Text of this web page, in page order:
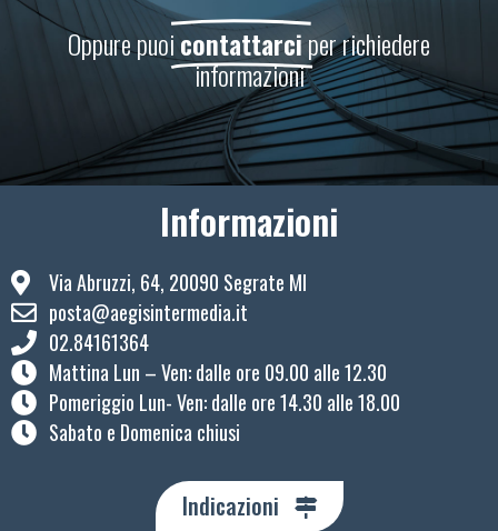
Oppure puoicontattarciper richiedere
informazioni
Informazioni
Via Abruzzi, 64, 20090 Segrate MI
posta@aegisintermedia.it
02.84161364
Mattina Lun – Ven: ​dalle ore 09.00 alle 12.30
Pomeriggio Lun- Ven: dalle ore 14.30 alle 18.00
Sabato e Domenica chiusi
Indicazioni